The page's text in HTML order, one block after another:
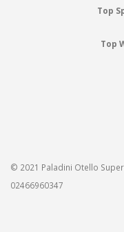
Top
Top
© 2021 Paladini Otello
02466960347